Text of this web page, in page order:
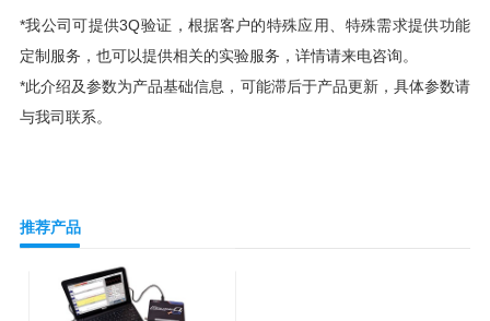
*我公司可提供3Q验证，根据客户的特殊应用、特殊需求提供功能
定制服务，也可以提供相关的实验服务，详情请来电咨询。
*此介绍及参数为产品基础信息，可能滞后于产品更新，具体参数请
与我司联系。
推荐产品